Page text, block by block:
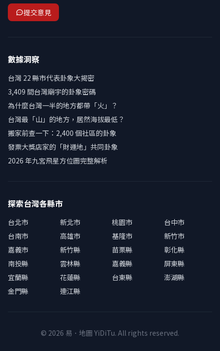
提交意見
數據洞察
台灣 22 縣市代表卦象大揭密
3,409 間台灣廟宇的卦象密碼
為什麼台灣一半的地方都帶「火」？
台灣最「山」的地方，居然海拔最低？
搬家前查一下：2,400 個社區的卦象
發票大獎店家的「財運地」共同卦象
2026 年九宮飛星方位圖完整解析
探索台灣各縣市
台北市 新北市 桃園市
台中市
台南市
高雄市 基隆市
新竹市
嘉義市
新竹縣 苗栗縣
彰化縣
南投縣
雲林縣 嘉義縣
屏東縣
宜蘭縣
花蓮縣 台東縣
澎湖縣
金門縣
連江縣
© 2026 易．地圖 YiDiTu. All rights reserved.